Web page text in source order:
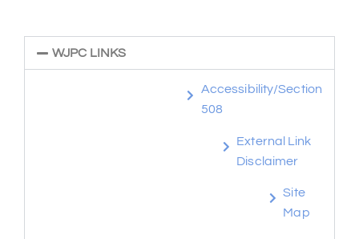
WJPC LINKS
Accessibility/Section
508
External Link
Disclaimer
Site
Map